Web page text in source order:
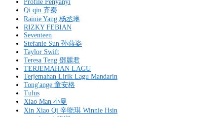
Profile Penyanyi
Qi qin 齐秦
Rainie Yang 杨丞琳
RIZKY FEBIAN
Seventeen
Stefanie Sun 孙燕姿
Taylor Swift
Teresa Teng 鄧麗君
TERJEMAHAN LAGU
Terjemahan Lirik Lagu Mandarin
Tong'ange 童安格
Tulus
Xiao Man 小曼
Xin Xiao Qi 辛晓琪 Winnie Hsin